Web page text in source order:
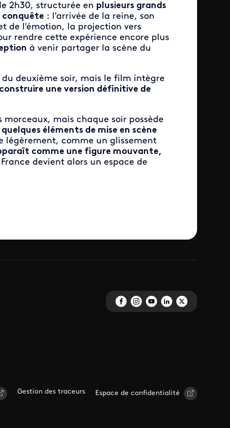
2h30, structurée en plusieurs grands
conquête : l'arrivée de la reine, son
de l'émotion, la projection vers
rendre cette expérience encore plus
à venir partager la scène du
deuxième soir, mais le film intègre
construire une version définitive de
mais chaque soir possède
éléments de mise en scène
légèrement, comme un glissement
comme une figure mouvante,
devient alors un espace de
Gestion des traceurs Espace de confidentialité